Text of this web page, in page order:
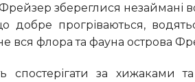
збереглися незаймані
добре прогріваються,
вся флора та фауна острова